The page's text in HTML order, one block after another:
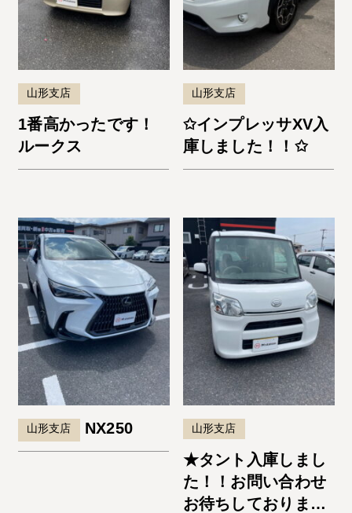
山形支店
1番高かったです！
ルークス
山形支店
✩インプレッサXV入
庫しました！！✩
山形支店 NX250 山形支店
★タント入庫しまし
た！！お問い合わせ
お待ちしておりま